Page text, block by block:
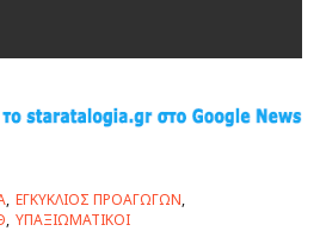
ΕΓΚΥΚΛΙΟΣ ΠΡΟΑΓΩΓΩΝ
ΥΠΑΞΙΩΜΑΤΙΚΟΙ